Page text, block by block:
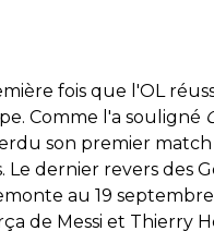
fois que l'OL
Comme l'a souligné
son premier
dernier revers des
au 19
de Messi et Thierry